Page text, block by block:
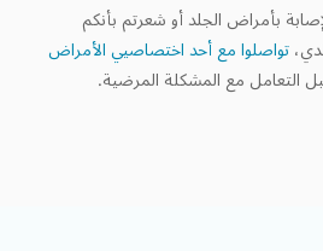
بأمراض الجلد أو شعرتم بأنكم
تواصلوا مع أحد اختصاصيي الأمراض
التعامل مع المشكلة المرضية.